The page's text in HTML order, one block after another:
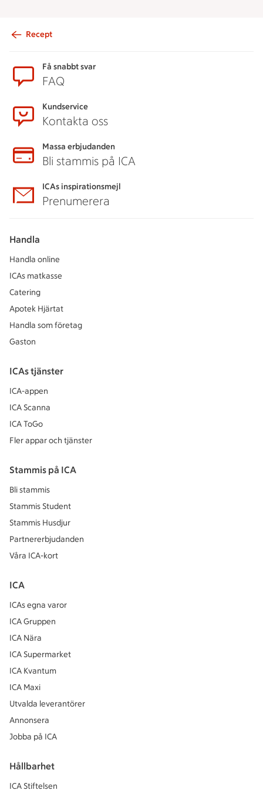
Recept
Få snabbt svar
FAQ
Kundservice
Kontakta oss
Massa erbjudanden
Bli stammis på ICA
ICAs inspirationsmejl
Prenumerera
Handla
Handla online
ICAs matkasse
Catering
Apotek Hjärtat
Handla som företag
Gaston
ICAs tjänster
ICA-appen
ICA Scanna
ICA ToGo
Fler appar och tjänster
Stammis på ICA
Bli stammis
Stammis Student
Stammis Husdjur
Partnererbjudanden
Våra ICA-kort
ICA
ICAs egna varor
ICA Gruppen
ICA Nära
ICA Supermarket
ICA Kvantum
ICA Maxi
Utvalda leverantörer
Annonsera
Jobba på ICA
Hållbarhet
ICA Stiftelsen